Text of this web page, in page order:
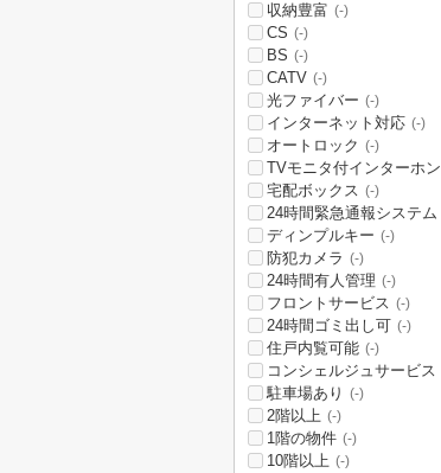
収納豊富 (-)
CS (-)
BS (-)
CATV (-)
光ファイバー (-)
インターネット対応 (-)
オートロック (-)
TVモニタ付インターホン
宅配ボックス (-)
24時間緊急通報システム
ディンプルキー (-)
防犯カメラ (-)
24時間有人管理 (-)
フロントサービス (-)
24時間ゴミ出し可 (-)
住戸内覧可能 (-)
コンシェルジュサービス
駐車場あり (-)
2階以上 (-)
1階の物件 (-)
10階以上 (-)